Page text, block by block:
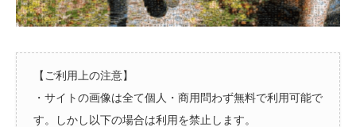
【ご利用上の注意】
・サイトの画像は全て個人・商用問わず無料で利用可能で
す。しかし以下の場合は利用を禁止します。